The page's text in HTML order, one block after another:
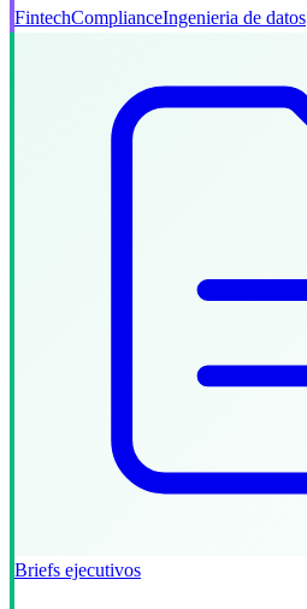
FintechComplianceIngenieria de datos
Briefs ejecutivos